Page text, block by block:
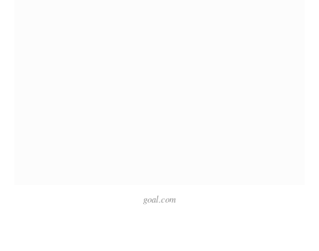
goal.com